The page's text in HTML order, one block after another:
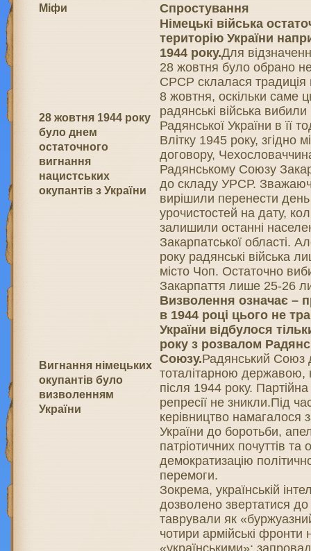
Міфи Спростування
28 жовтня 1944 року
було днем
остаточного
вигнання
нацистських
окупантів з України
Німецькі війська
територію України
1944 року.Для
28 жовтня було обрано
СРСР склалася традиція
8 жовтня, оскільки саме
радянські війська вибили
Радянської України в її
Влітку 1945 року, згідно
договору,
Радянському Союзу
до складу УРСР.
вирішили перенести
урочистостей на дату,
залишили останні
Закарпатської області.
року радянські війська
місто Чоп. Остаточно
Закарпаття лише 25-26
Вигнання німецьких
окупантів було
визволенням
України
Визволення означає –
в 1944 році цього не
України відбулося
року з розвалом
Союзу.Радянський Союз
тоталітарною державою,
після 1944 року. Партійна
репресії не зникли.Під
керівництво намагалося
України до боротьби,
патріотичних почуттів та
демократизацію
перемоги.
Зокрема, українській
дозволено звертатися до
таврували як
чотири армійські фронти
«українськими»;